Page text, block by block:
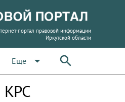
портал правовой информации
Иркутской области
Еще arrow_drop_down
КРС